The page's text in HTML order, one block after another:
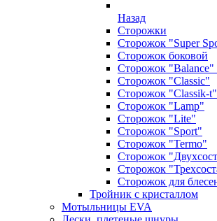
Назад
Сторожки
Сторожок "Super
Сторожок боковой
Сторожок
Сторожок "Classic"
Сторожок "Classik-t"
Сторожок "Lamp"
Сторожок "Lite"
Сторожок "Sport"
Сторожок "Termo"
Сторожок
Сторожок
Сторожок для
Тройник с кристаллом
Мотыльницы EVA